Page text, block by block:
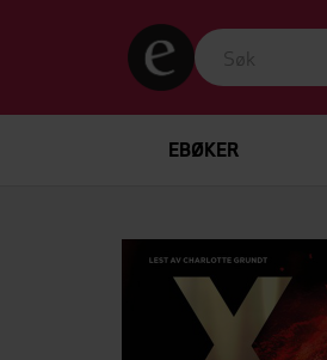
EBØKER